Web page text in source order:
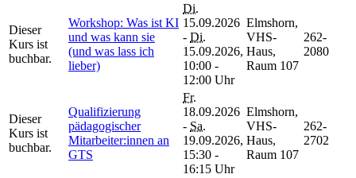
Dieser
Kurs ist
buchbar.
Workshop: Was ist KI
und was kann sie
(und was lass ich
lieber)
Di.
15.09.2026
- Di.
15.09.2026,
10:00 -
12:00 Uhr
Elmshorn,
VHS-
Haus,
Raum 107
262-
2080
Dieser
Kurs ist
buchbar.
Qualifizierung
pädagogischer
Mitarbeiter:innen an
GTS
Fr.
18.09.2026
- Sa.
19.09.2026,
15:30 -
16:15 Uhr
Elmshorn,
VHS-
Haus,
Raum 107
262-
2702